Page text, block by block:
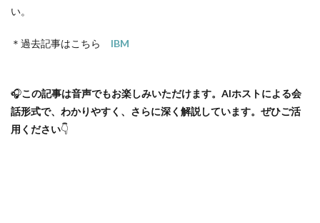
い。
＊過去記事はこちら IBM
🎧この記事は音声でもお楽しみいただけます。AIホストによる会
話形式で、わかりやすく、さらに深く解説しています。ぜひご活
用ください👇